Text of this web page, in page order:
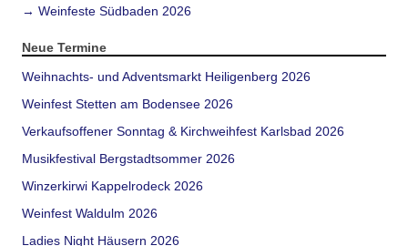
→ Weinfeste Südbaden 2026
Neue Termine
Weihnachts- und Adventsmarkt Heiligenberg 2026
Weinfest Stetten am Bodensee 2026
Verkaufsoffener Sonntag & Kirchweihfest Karlsbad 2026
Musikfestival Bergstadtsommer 2026
Winzerkirwi Kappelrodeck 2026
Weinfest Waldulm 2026
Ladies Night Häusern 2026